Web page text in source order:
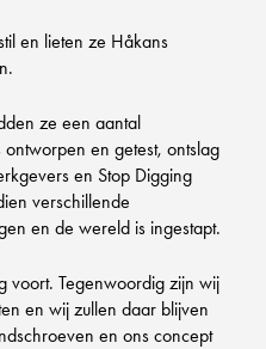
en lieten ze Håkans
ze een aantal
en getest, ontslag
en Stop Digging
verschillende
en de wereld is ingestapt.
voort. Tegenwoordig zijn wij
en wij zullen daar blijven
en ons concept